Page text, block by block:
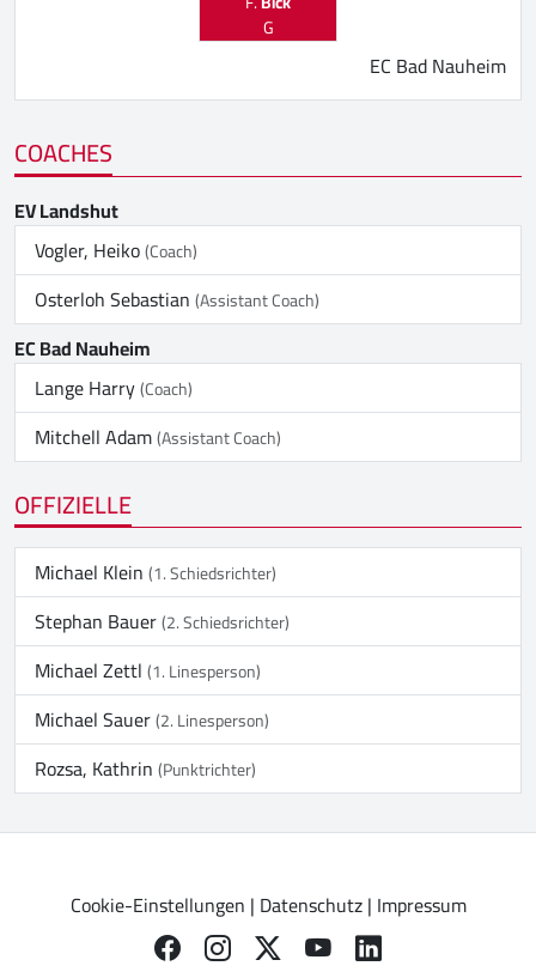
G
EC Bad Nauheim
COACHES
EV Landshut
Vogler, Heiko(Coach)
Osterloh Sebastian(Assistant Coach)
EC Bad Nauheim
Lange Harry(Coach)
Mitchell Adam(Assistant Coach)
OFFIZIELLE
Michael Klein(1. Schiedsrichter)
Stephan Bauer(2. Schiedsrichter)
Michael Zettl(1. Linesperson)
Michael Sauer(2. Linesperson)
Rozsa, Kathrin(Punktrichter)
Cookie-Einstellungen | Datenschutz| Impressum